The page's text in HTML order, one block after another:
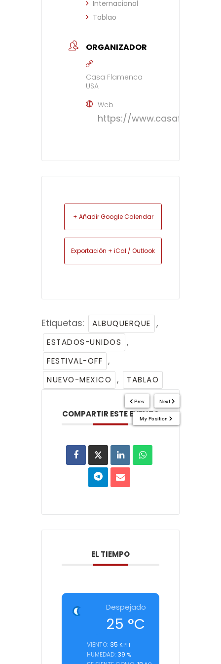
Internacional
Tablao
ORGANIZADOR
Casa Flamenca
USA
Web
https://
+ Añadir Google Calendar
Exportación + iCal / Outlook
Etiquetas: ALBUQUERQUE ,
ESTADOS-UNIDOS ,
FESTIVAL-OFF ,
NUEVO-MEXICO , TABLAO
COMPARTIR ESTE EVENTO
EL TIEMPO
Despejado
25 °C
VIENTO: 35 KPH
HUMEDAD: 39 %
Next
Prev
My Position